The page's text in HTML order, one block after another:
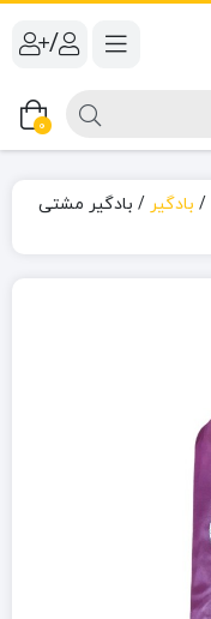
/
0
/ بادگیر / بادگیر مشتی